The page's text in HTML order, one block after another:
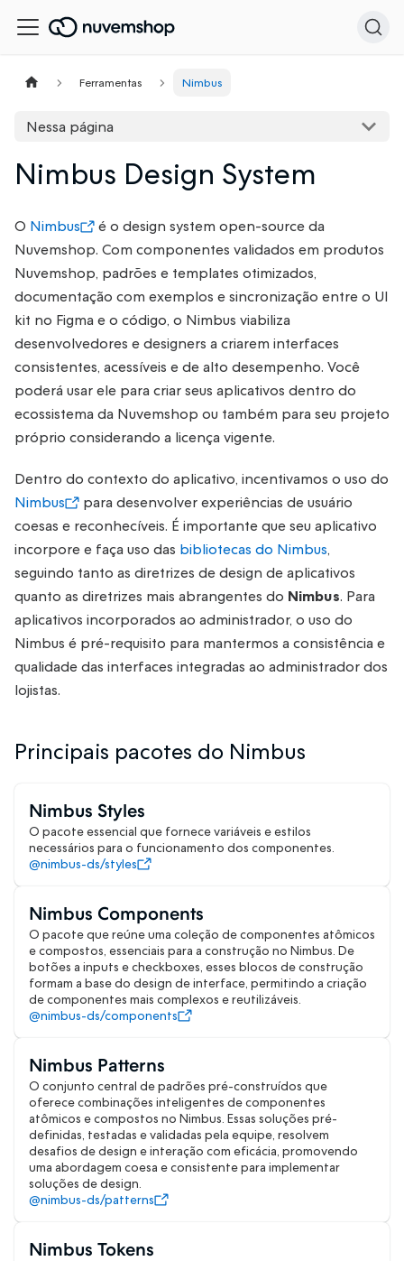
Ferramentas Nimbus
Nessa página
Nimbus Design System
O Nimbus
é o design system open-source da
Nuvemshop. Com componentes validados em produtos
Nuvemshop, padrões e templates otimizados,
documentação com exemplos e sincronização entre o UI
kit no Figma e o código, o Nimbus viabiliza
desenvolvedores e designers a criarem interfaces
consistentes, acessíveis e de alto desempenho. Você
poderá usar ele para criar seus aplicativos dentro do
ecossistema da Nuvemshop ou também para seu projeto
próprio considerando a licença vigente.
Dentro do contexto do aplicativo, incentivamos o uso do
Nimbus
para desenvolver experiências de usuário
coesas e reconhecíveis. É importante que seu aplicativo
incorpore e faça uso das bibliotecas do Nimbus,
seguindo tanto as diretrizes de design de aplicativos
quanto as diretrizes mais abrangentes do Nimbus. Para
aplicativos incorporados ao administrador, o uso do
Nimbus é pré-requisito para mantermos a consistência e
qualidade das interfaces integradas ao administrador dos
lojistas.
Principais pacotes do Nimbus
Nimbus Styles
O pacote essencial que fornece variáveis e estilos
necessários para o funcionamento dos componentes.
@nimbus-ds/styles
Nimbus Components
O pacote que reúne uma coleção de componentes atômicos
e compostos, essenciais para a construção no Nimbus. De
botões a inputs e checkboxes, esses blocos de construção
formam a base do design de interface, permitindo a criação
de componentes mais complexos e reutilizáveis.
@nimbus-ds/components
Nimbus Patterns
O conjunto central de padrões pré-construídos que
oferece combinações inteligentes de componentes
atômicos e compostos no Nimbus. Essas soluções pré-
definidas, testadas e validadas pela equipe, resolvem
desafios de design e interação com eficácia, promovendo
uma abordagem coesa e consistente para implementar
soluções de design.
@nimbus-ds/patterns
Nimbus Tokens